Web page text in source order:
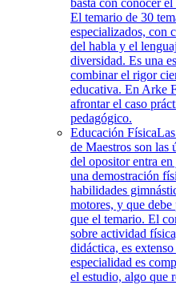
basta con conocer
El temario de 30
especializados, con
del habla y el
diversidad. Es una
combinar el rigor
educativa. En Arke
afrontar el caso
pedagógico.
Educación Física
de Maestros son las
del opositor entra
una demostración
habilidades
motores, y que
que el temario. El
sobre actividad
didáctica, es
especialidad es
el estudio, algo que